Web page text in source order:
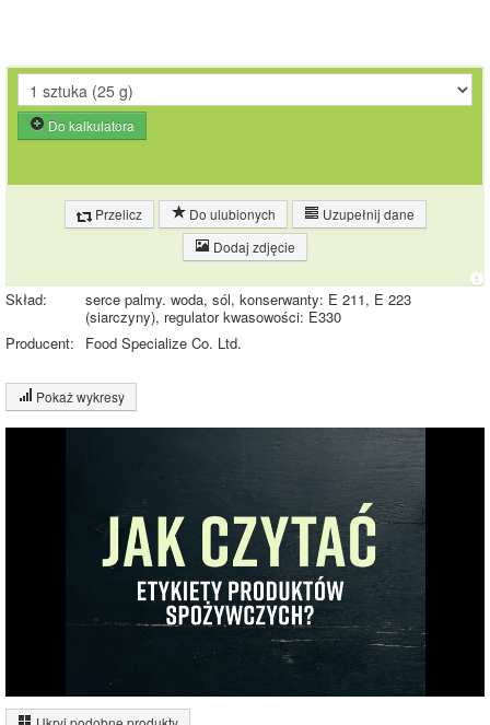
Do kalkulatora
Przelicz Do ulubionych
Uzupełnij dane
Dodaj zdjęcie
Skład:
serce palmy. woda, sól, konserwanty: E 211, E 223
(siarczyny), regulator kwasowości: E330
Producent:
Food Specialize Co. Ltd.
Pokaż wykresy
Wykres składu produktu
(1%)